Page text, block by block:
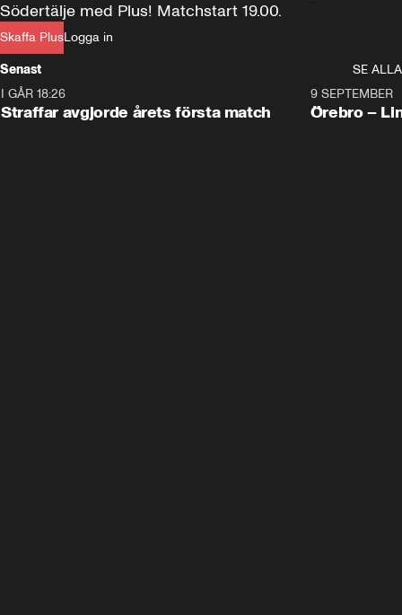
Skaffa PlusLogga in
Södertälje med Plus! Matchstart 19.00.
Senast
SE ALLA
I GÅR 18:26
Straffar avgjorde årets första match
Plus
9 SEPTEMBER
Örebro –